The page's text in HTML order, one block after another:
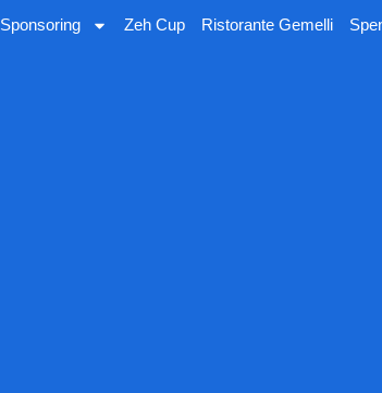
Sponsoring Zeh Cup Ristorante Gemelli